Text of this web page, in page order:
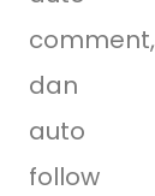
comment,
dan
auto
follow